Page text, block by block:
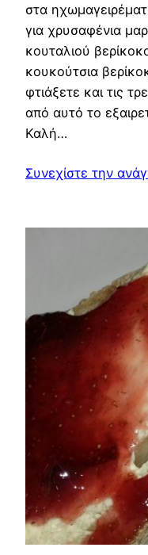
στα
για χρυσαφένια
κουταλιού
κουκούτσια
φτιάξετε και τις
από αυτό το
Καλή…
Συνεχίστε την